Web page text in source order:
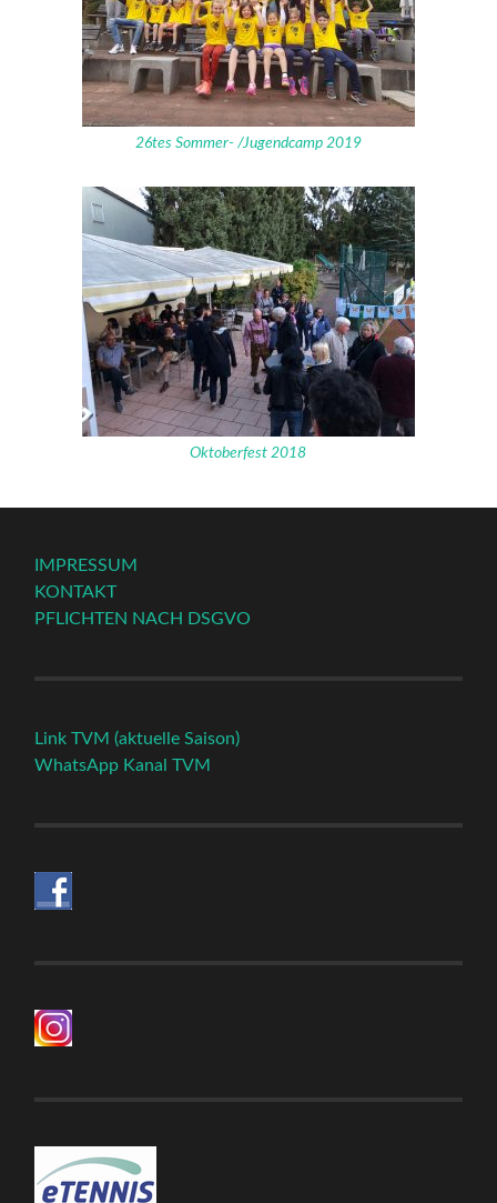
26tes Sommer- /Jugendcamp 2019
Oktoberfest 2018
IMPRESSUM
KONTAKT
PFLICHTEN NACH DSGVO
Link TVM (aktuelle Saison)
WhatsApp Kanal TVM